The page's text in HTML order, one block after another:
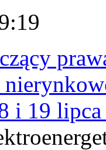
i 19